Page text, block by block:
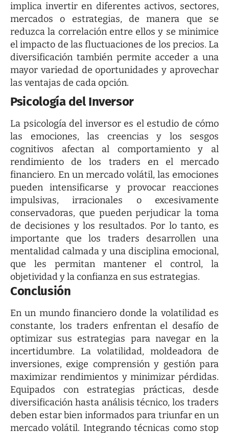
implica invertir en diferentes activos, sectores,
mercados o estrategias, de manera que se
reduzca la correlación entre ellos y se minimice
el impacto de las fluctuaciones de los precios. La
diversificación también permite acceder a una
mayor variedad de oportunidades y aprovechar
las ventajas de cada opción.
Psicología del Inversor
La psicología del inversor es el estudio de cómo
las emociones, las creencias y los sesgos
cognitivos afectan al comportamiento y al
rendimiento de los traders en el mercado
financiero. En un mercado volátil, las emociones
pueden intensificarse y provocar reacciones
impulsivas, irracionales o excesivamente
conservadoras, que pueden perjudicar la toma
de decisiones y los resultados. Por lo tanto, es
importante que los traders desarrollen una
mentalidad calmada y una disciplina emocional,
que les permitan mantener el control, la
objetividad y la confianza en sus estrategias.
Conclusión
En un mundo financiero donde la volatilidad es
constante, los traders enfrentan el desafío de
optimizar sus estrategias para navegar en la
incertidumbre. La volatilidad, moldeadora de
inversiones, exige comprensión y gestión para
maximizar rendimientos y minimizar pérdidas.
Equipados con estrategias prácticas, desde
diversificación hasta análisis técnico, los traders
deben estar bien informados para triunfar en un
mercado volátil. Integrando técnicas como stop